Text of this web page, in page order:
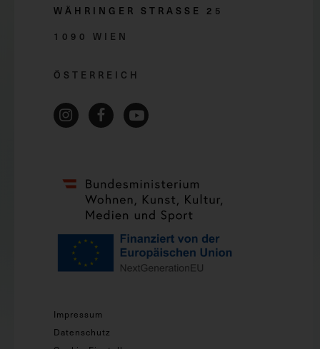
WÄHRINGER STRASSE 2 5
1090 WIEN
ÖSTERREICH
Impressum
Datenschutz